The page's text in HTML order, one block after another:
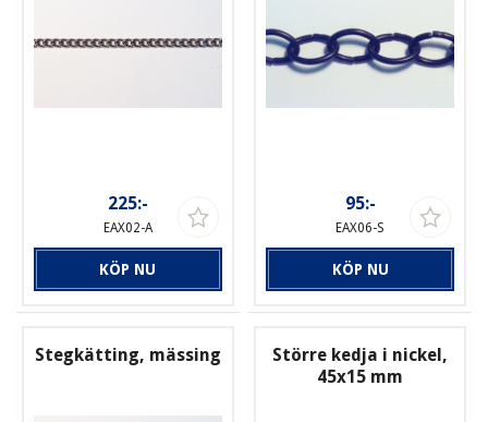
225:-
EAX02-A
KÖP NU
95:-
EAX06-S
KÖP NU
Stegkätting, mässing
Större kedja i nickel,
45x15 mm